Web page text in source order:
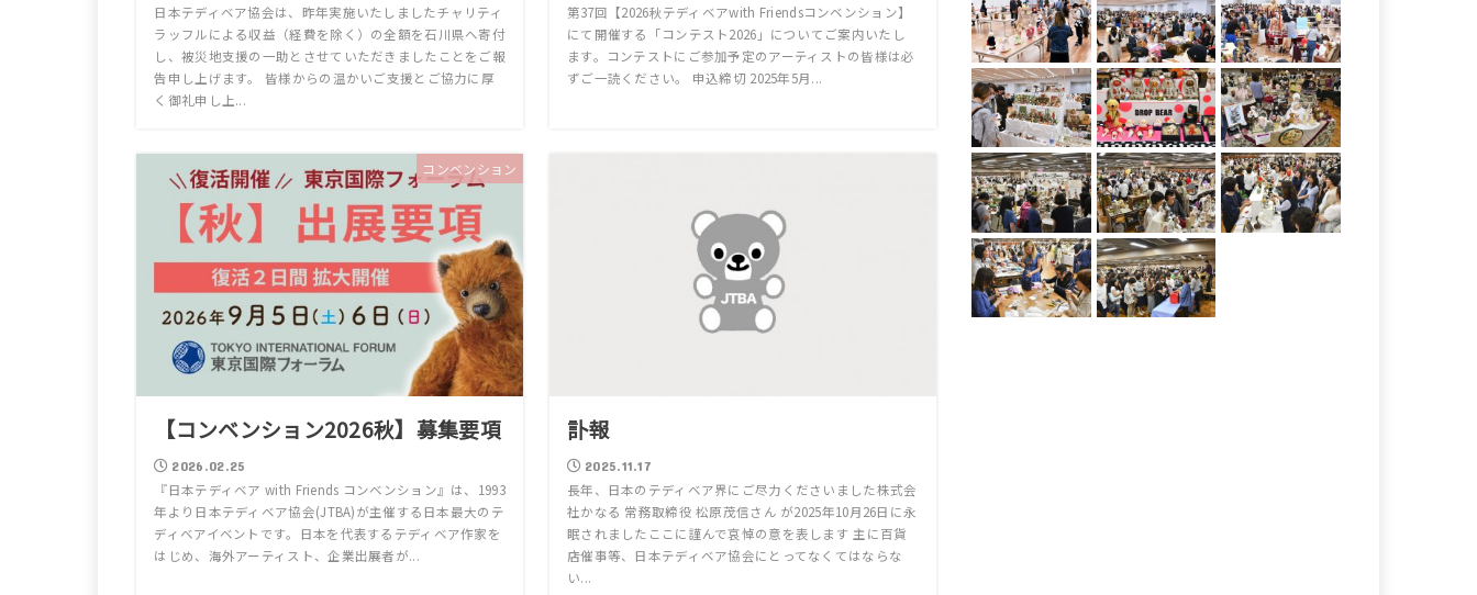
日本テディベア協会は、昨年実施いたしましたチャリティ
ラッフルによる収益（経費を除く）の全額を石川県へ寄付
し、被災地支援の一助とさせていただきましたことをご報
告申し上げます。 皆様からの温かいご支援とご協力に厚
く御礼申し上...
第37回【2026秋テディベアwith Friendsコンベンション】
にて開催する「コンテスト2026」についてご案内いたし
ます。コンテストにご参加予定のアーティストの皆様は必
ずご一読ください。 申込締切 2025年5月...
コンベンション
【コンベンション2026秋】募集要項
2026.02.25
『日本テディベア with Friends コンベンション』は、1993
年より日本テディベア協会(JTBA)が主催する日本最大のテ
ディベアイベントです。日本を代表するテディベア作家を
はじめ、海外アーティスト、企業出展者が...
訃報
2025.11.17
長年、日本のテディベア界にご尽力くださいました株式会
社かなる 常務取締役 松原茂信さん が2025年10月26日に永
眠されましたここに謹んで哀悼の意を表します 主に百貨
店催事等、日本テディベア協会にとってなくてはならな
い...